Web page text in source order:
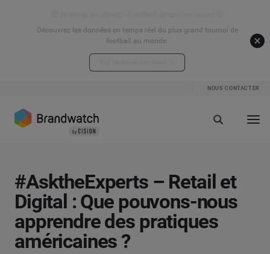
Découvrez les données en temps réel du plus grand tournoi de
football au monde.
NOUS CONTACTER
#AsktheExperts – Retail et
Digital : Que pouvons-nous
apprendre des pratiques
américaines ?